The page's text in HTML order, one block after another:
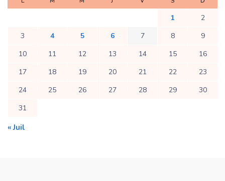
1
2
3
4 5 6 7 8
9
10
11 12 13 14 15
16
17
18 19 20 21 22
23
24
25 26 27 28 29
30
31
« Juil